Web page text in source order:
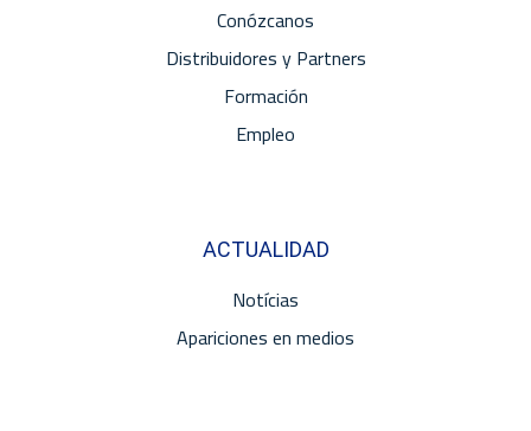
Conózcanos
Distribuidores y Partners
Formación
Empleo
ACTUALIDAD
Notícias
Apariciones en medios